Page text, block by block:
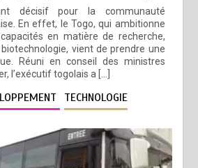
décisif pour la communauté
En effet, le Togo, qui ambitionne
en matière de recherche,
vient de prendre une
Réuni en conseil des ministres
l’exécutif togolais a […]
TECHNOLOGIE